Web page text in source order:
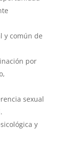
y común de
por
sexual
y